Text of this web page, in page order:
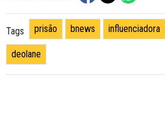
Tags prisão bnews influenciadora
deolane